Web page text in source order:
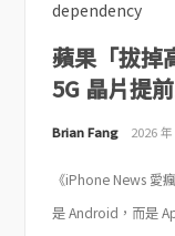
蘋果「拔掉
5G 晶片提
Brian Fang 2026
《iPhone News 愛
是 Android，而是